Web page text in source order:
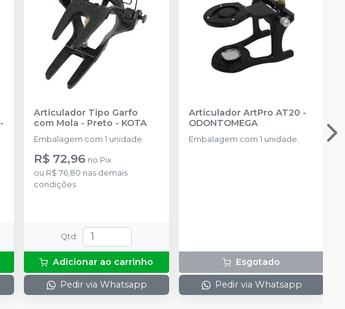
-
Articulador Tipo Garfo
com Mola - Preto - KOTA
Embalagem com 1 unidade.
R$ 72,96 no Pix
ou R$ 76,80 nas demais
condições
Qtd :
Adicionar ao carrinho
Pedir via Whatsapp
Articulador ArtPro AT20 -
ODONTOMEGA
Embalagem com 1 unidade.
Esgotado
Pedir via Whatsapp